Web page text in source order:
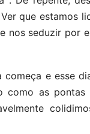
que estamos
seduzir por
e esse
como as